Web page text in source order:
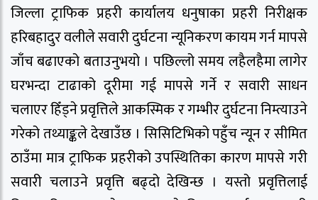
जिल्ला ट्राफिक प्रहरी कार्यालय धनुषाका प्रहरी निरीक्षक
हरिबहादुर वलीले सवारी दुर्घटना न्यूनिकरण कायम गर्न मापसे
जाँच बढाएको बताउनुभयो । पछिल्लो समय लहैलहैमा लागेर
घरभन्दा टाढाको दूरीमा गई मापसे गर्ने र सवारी साधन
चलाएर हिँड्ने प्रवृत्तिले आकस्मिक र गम्भीर दुर्घटना निम्त्याउने
गरेको तथ्याङ्कले देखाउँछ । सिसिटिभिको पहुँच न्यून र सीमित
ठाउँमा मात्र ट्राफिक प्रहरीको उपस्थितिका कारण मापसे गरी
सवारी चलाउने प्रवृत्ति बढ्दो देखिन्छ । यस्तो प्रवृत्तिलाई